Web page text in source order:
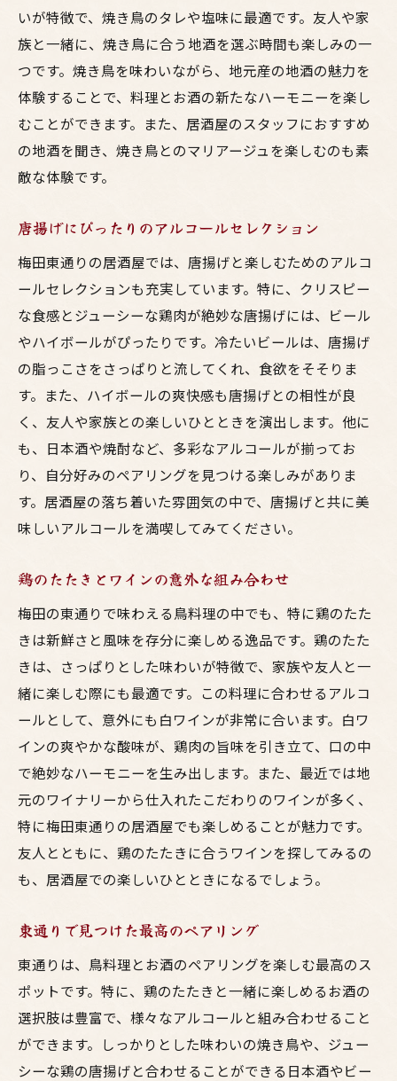
いが特徴で、焼き鳥のタレや塩味に最適です。友人や家
族と一緒に、焼き鳥に合う地酒を選ぶ時間も楽しみの一
つです。焼き鳥を味わいながら、地元産の地酒の魅力を
体験することで、料理とお酒の新たなハーモニーを楽し
むことができます。また、居酒屋のスタッフにおすすめ
の地酒を聞き、焼き鳥とのマリアージュを楽しむのも素
敵な体験です。
唐揚げにぴったりのアルコールセレクション
梅田東通りの居酒屋では、唐揚げと楽しむためのアルコ
ールセレクションも充実しています。特に、クリスピー
な食感とジューシーな鶏肉が絶妙な唐揚げには、ビール
やハイボールがぴったりです。冷たいビールは、唐揚げ
の脂っこさをさっぱりと流してくれ、食欲をそそりま
す。また、ハイボールの爽快感も唐揚げとの相性が良
く、友人や家族との楽しいひとときを演出します。他に
も、日本酒や焼酎など、多彩なアルコールが揃ってお
り、自分好みのペアリングを見つける楽しみがありま
す。居酒屋の落ち着いた雰囲気の中で、唐揚げと共に美
味しいアルコールを満喫してみてください。
鶏のたたきとワインの意外な組み合わせ
梅田の東通りで味わえる鳥料理の中でも、特に鶏のたた
きは新鮮さと風味を存分に楽しめる逸品です。鶏のたた
きは、さっぱりとした味わいが特徴で、家族や友人と一
緒に楽しむ際にも最適です。この料理に合わせるアルコ
ールとして、意外にも白ワインが非常に合います。白ワ
インの爽やかな酸味が、鶏肉の旨味を引き立て、口の中
で絶妙なハーモニーを生み出します。また、最近では地
元のワイナリーから仕入れたこだわりのワインが多く、
特に梅田東通りの居酒屋でも楽しめることが魅力です。
友人とともに、鶏のたたきに合うワインを探してみるの
も、居酒屋での楽しいひとときになるでしょう。
東通りで見つけた最高のペアリング
東通りは、鳥料理とお酒のペアリングを楽しむ最高のス
ポットです。特に、鶏のたたきと一緒に楽しめるお酒の
選択肢は豊富で、様々なアルコールと組み合わせること
ができます。しっかりとした味わいの焼き鳥や、ジュー
シーな鶏の唐揚げと合わせることができる日本酒やビー